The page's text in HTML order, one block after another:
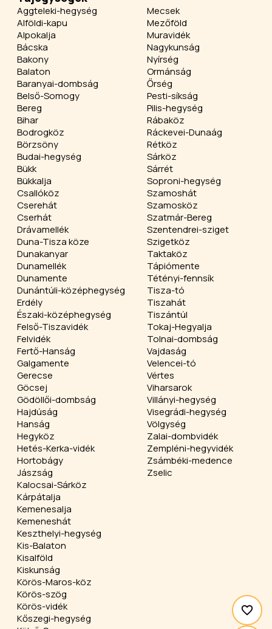
Aggteleki-hegység
Alföldi-kapu
Alpokalja
Bácska
Bakony
Balaton
Baranyai-dombság
Belső-Somogy
Bereg
Bihar
Bodrogköz
Börzsöny
Budai-hegység
Bükk
Bükkalja
Csallóköz
Cserehát
Cserhát
Drávamellék
Duna-Tisza köze
Dunakanyar
Dunamellék
Dunamente
Dunántúli-középhegység
Erdély
Északi-középhegység
Felső-Tiszavidék
Felvidék
Fertő-Hanság
Galgamente
Gerecse
Göcsej
Gödöllői-dombság
Hajdúság
Hanság
Hegyköz
Hetés-Kerka-vidék
Hortobágy
Jászság
Kalocsai-Sárköz
Kárpátalja
Kemenesalja
Kemeneshát
Keszthelyi-hegység
Kis-Balaton
Kisalföld
Kiskunság
Körös-Maros-köz
Körös-szög
Körös-vidék
Kőszegi-hegység
Mecsek
Mezőföld
Muravidék
Nagykunság
Nyírség
Ormánság
Őrség
Pesti-síkság
Pilis-hegység
Rábaköz
Ráckevei-Dunaág
Rétköz
Sárköz
Sárrét
Soproni-hegység
Szamoshát
Szamosköz
Szatmár-Bereg
Szentendrei-sziget
Szigetköz
Taktaköz
Tápiómente
Tétényi-fennsík
Tisza-tó
Tiszahát
Tiszántúl
Tokaj-Hegyalja
Tolnai-dombság
Vajdaság
Velencei-tó
Vértes
Viharsarok
Villányi-hegység
Visegrádi-hegység
Völgység
Zalai-dombvidék
Zempléni-hegyvidék
Zsámbéki-medence
Zselic